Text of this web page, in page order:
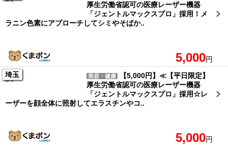
厚生労働省認可の医療レーザー機器
「ジェントルマックスプロ」採用！メ
ラニン色素にアプローチしてシミやそばか..
5,000円
埼玉
美容・健康
【5,000円】≪【平日限定】
厚生労働省認可の医療レーザー機器
「ジェントルマックスプロ」採用☆レ
ーザーを顔全体に照射してエラスチンやコ..
5,000円